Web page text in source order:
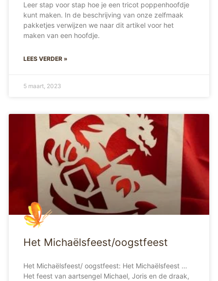
Leer stap voor stap hoe je een tricot poppenhoofdje
kunt maken. In de beschrijving van onze zelfmaak
pakketjes verwijzen we naar dit artikel voor het
maken van een hoofdje.
LEES VERDER »
5 maart, 2023
Het Michaëlsfeest/oogstfeest
Het Michaëlsfeest/ oogstfeest: Het Michaëlsfeest …
Het feest van aartsengel Michael, Joris en de draak,